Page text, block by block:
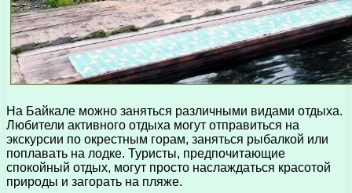
На Байкале можно заняться различными видами отдыха.
Любители активного отдыха могут отправиться на
экскурсии по окрестным горам, заняться рыбалкой или
поплавать на лодке. Туристы, предпочитающие
спокойный отдых, могут просто наслаждаться красотой
природы и загорать на пляже.